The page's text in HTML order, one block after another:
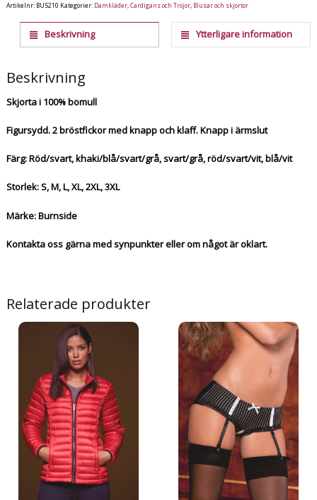
Artikelnr: BU5210 Kategorier: Damkläder,Cardigans och Tröjor, Blusar och skjortor
Beskrivning Ytterligare information
Beskrivning
Skjorta i 100% bomull
Figursydd. 2 bröstfickor med knapp och klaff. Knapp i ärmslut
Färg: Röd/svart, khaki/blå/svart/grå, svart/grå, röd/svart/vit, blå/vit
Storlek: S, M, L, XL, 2XL, 3XL
Märke: Burnside
Kontakta oss gärna med synpunkter eller om något är oklart.
Relaterade produkter